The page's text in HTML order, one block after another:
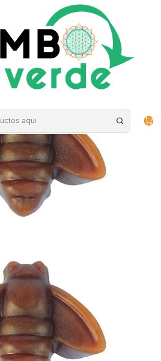
los 59.990 en la provincia de Santiago
Cuidado de la Piel
miel 190gr Prati di fiori